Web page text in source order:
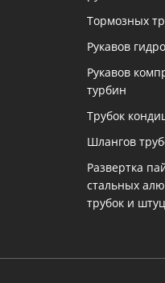
Тормозных
Рукавов
Рукавов
турбин
Трубок
Шлангов
Развертка
стальных
трубок и